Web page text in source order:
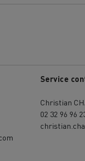
Service
Christian
02 32 96 96